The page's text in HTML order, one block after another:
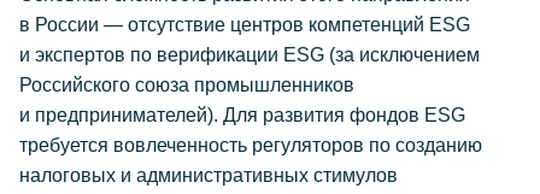
в России — отсутствие центров компетенций ESG
и экспертов по верификации ESG (за исключением
Российского союза промышленников
и предпринимателей). Для развития фондов ESG
требуется вовлеченность регуляторов по созданию
налоговых и административных стимулов